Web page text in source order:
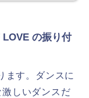
の振り付
ます。ダンスに
しいダンスだ